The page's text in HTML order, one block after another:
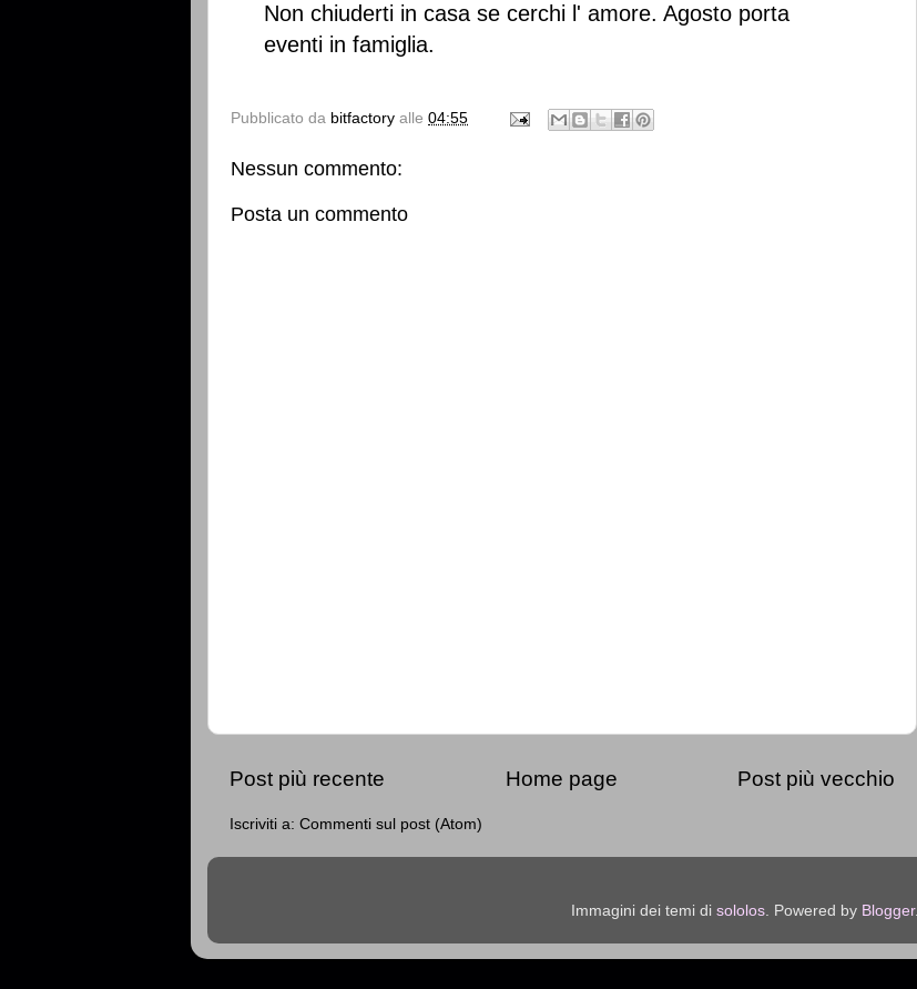
Non chiuderti in casa se cerchi l' amore. Agosto porta
eventi in famiglia.
Pubblicato da bitfactory alle 04:55
Nessun commento:
Posta un commento
Post più recente Post più vecchio
Home page
Iscriviti a: Commenti sul post (Atom)
Immagini dei temi di sololos . Powered by Blogger.